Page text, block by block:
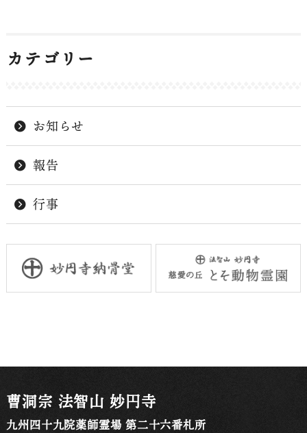
カテゴリー
お知らせ
報告
行事
曹洞宗 法智山 妙円寺
九州四十九院薬師霊場 第二十六番札所